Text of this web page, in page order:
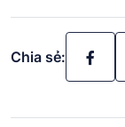
Chia sẻ: